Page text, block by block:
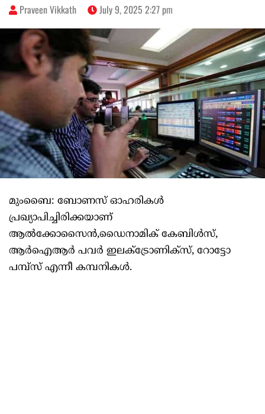
Praveen Vikkath July 9, 2025 2:27 pm
മുംബൈ: ബോണസ് ഓഹരികള്‍
പ്രഖ്യാപിച്ചിരിക്കയാണ്
ആല്‍ക്കോസൈന്‍,ഡൈനാമിക് കേബിള്‍സ്,
ആര്‍ഐആര്‍ പവര്‍ ഇലക്ട്രോണിക്‌സ്, റോട്ടോ
പമ്പ്‌സ് എന്നീ കമ്പനികള്‍.